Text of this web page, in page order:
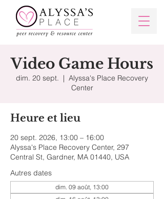
Video Game Hours
dim. 20 sept.
  |
Alyssa's Place Recovery
Center
Heure et lieu
20 sept. 2026, 13:00 – 16:00
Alyssa's Place Recovery Center, 297
Central St, Gardner, MA 01440, USA
Autres dates
dim. 09 août, 13:00